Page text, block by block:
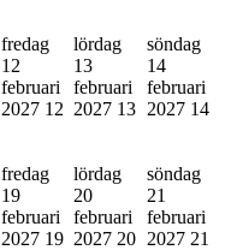
fredag
12
februari
2027 12
lördag
13
februari
2027 13
söndag
14
februari
2027 14
fredag
19
februari
2027 19
lördag
20
februari
2027 20
söndag
21
februari
2027 21